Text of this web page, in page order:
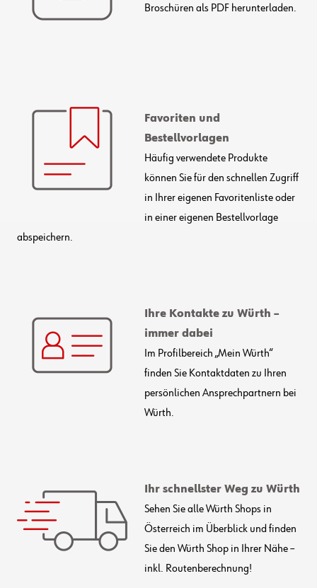
Broschüren als PDF herunterladen.
Favoriten und
Bestellvorlagen
Häufig verwendete Produkte
können Sie für den schnellen Zugriff
in Ihrer eigenen Favoritenliste oder
in einer eigenen Bestellvorlage
abspeichern.
Ihre Kontakte zu Würth –
immer dabei
Im Profilbereich „Mein Würth“
finden Sie Kontaktdaten zu Ihren
persönlichen Ansprechpartnern bei
Würth.
Ihr schnellster Weg zu Würth
Sehen Sie alle Würth Shops in
Österreich im Überblick und finden
Sie den Würth Shop in Ihrer Nähe –
inkl. Routenberechnung!